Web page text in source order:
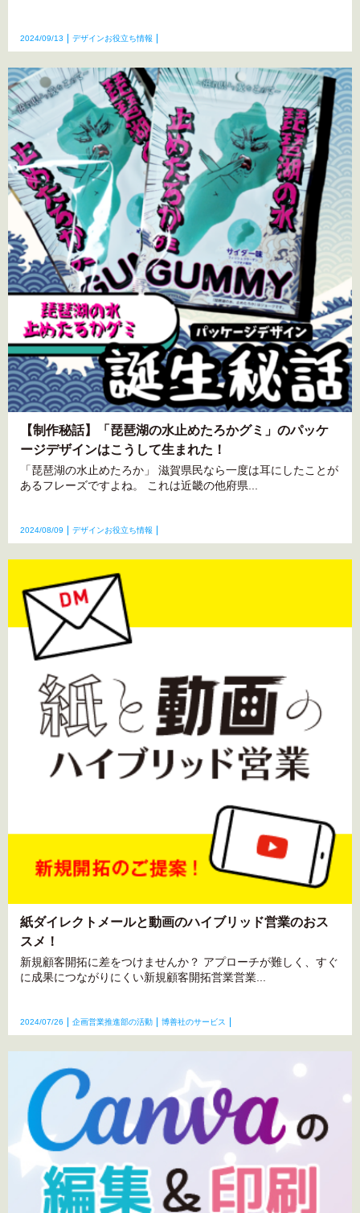
2024/09/13 デザインお役立ち情報
【制作秘話】「琵琶湖の水止めたろかグミ」のパッケ
ージデザインはこうして生まれた！
「琵琶湖の水止めたろか」 滋賀県民なら一度は耳にしたことが
あるフレーズですよね。 これは近畿の他府県...
2024/08/09 デザインお役立ち情報
紙ダイレクトメールと動画のハイブリッド営業のおス
スメ！
新規顧客開拓に差をつけませんか？ アプローチが難しく、すぐ
に成果につながりにくい新規顧客開拓営業営業...
2024/07/26 企画営業推進部の活動 博善社のサービス